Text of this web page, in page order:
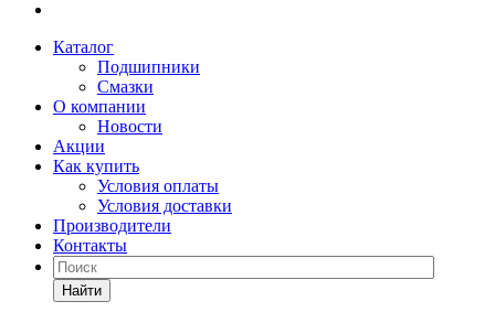
Каталог
Подшипники
Смазки
О компании
Новости
Акции
Как купить
Условия оплаты
Условия доставки
Производители
Контакты
Найти